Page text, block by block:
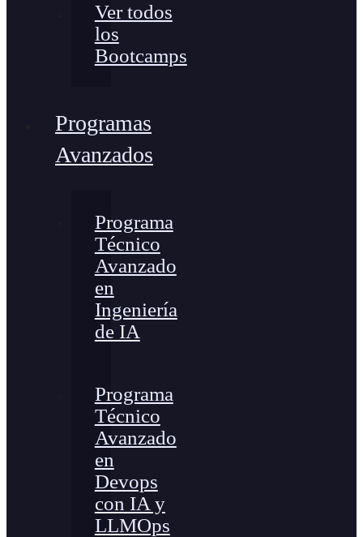
Ver todos
los
Bootcamps
Programas
Avanzados
Programa
Técnico
Avanzado
en
Ingeniería
de IA
Programa
Técnico
Avanzado
en
Devops
con IA y
LLMOps